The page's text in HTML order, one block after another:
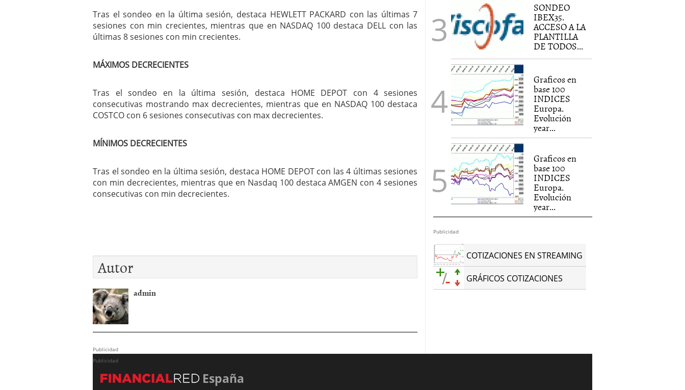
Tras el sondeo en la última sesión, destaca HEWLETT PACKARD con las últimas 7
sesiones con min crecientes, mientras que en NASDAQ 100 destaca DELL con las
últimas 8 sesiones con min crecientes.
MÁXIMOS DECRECIENTES
Tras el sondeo en la última sesión, destaca HOME DEPOT con 4 sesiones
consecutivas mostrando max decrecientes, mientras que en NASDAQ 100 destaca
COSTCO con 6 sesiones consecutivas con max decrecientes.
MÍNIMOS DECRECIENTES
Tras el sondeo en la última sesión, destaca HOME DEPOT con las 4 últimas sesiones
con min decrecientes, mientras que en Nasdaq 100 destaca AMGEN con 4 sesiones
consecutivas con min decrecientes.
Autor
admin
Publicidad
SONDEO
IBEX35.
ACCESO A LA
PLANTILLA
DE TODOS...
Graficos en
base 100
INDICES
Europa.
Evolución
year...
Graficos en
base 100
INDICES
Europa.
Evolución
year...
Publicidad
COTIZACIONES EN STREAMING
GRÁFICOS COTIZACIONES
Publicidad
España